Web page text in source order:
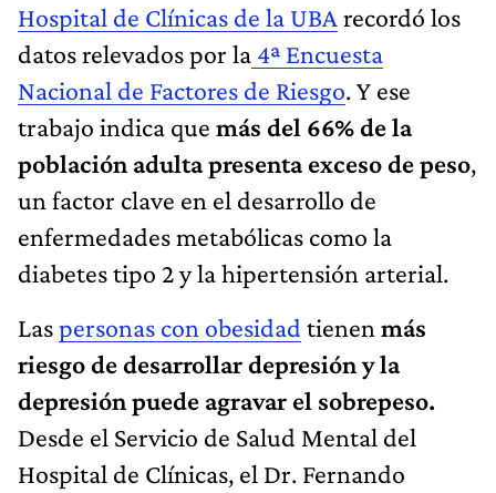
Hospital de Clínicas de la UBA recordó los
datos relevados por la 4ª Encuesta
Nacional de Factores de Riesgo. Y ese
trabajo indica que más del 66% de la
población adulta presenta exceso de peso,
un factor clave en el desarrollo de
enfermedades metabólicas como la
diabetes tipo 2 y la hipertensión arterial.
Laspersonas con obesidad tienen más
riesgo de desarrollar depresión y la
depresión puede agravar el sobrepeso.
Desde el Servicio de Salud Mental del
Hospital de Clínicas, el Dr. Fernando